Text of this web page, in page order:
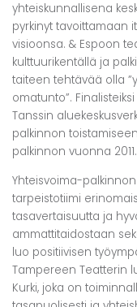
yhteiskunnallisena
pyrkinyt tavoittamaan
visioonsa. & Espoon
kulttuurikentällä ja
taiteen tehtävää olla
omatunto”.
Tanssin
palkinnon
palkinnon vuonna 2011.
Yhteisvoima-
tarpeistotiimi
tasavertaisuutta ja
ammattitaidostaan
luo positiivisen
Tampereen Teatterin
Kurki, joka on